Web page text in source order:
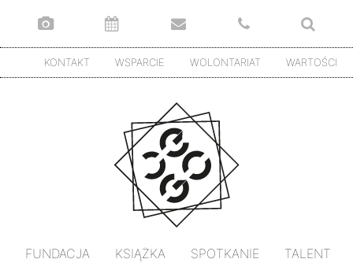
KONTAKT WSPARCIE WOLONTARIAT WARTOŚCI
FUNDACJA KSIĄŻKA SPOTKANIE TALENT